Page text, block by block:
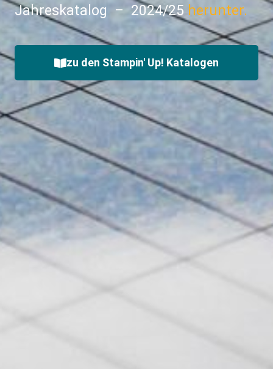
Jahreskatalog – 2024/25 herunter.
zu den Stampin' Up! Katalogen